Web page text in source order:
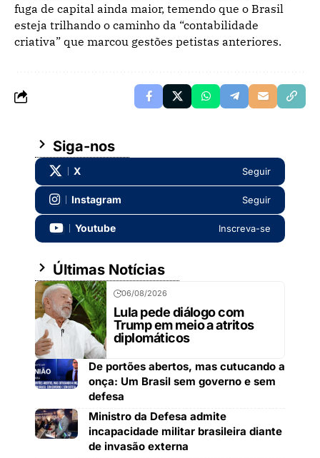
fuga de capital ainda maior, temendo que o Brasil
esteja trilhando o caminho da “contabilidade
criativa” que marcou gestões petistas anteriores.
Siga-nos
X Seguir
Instagram Seguir
Youtube Inscreva-se
Últimas Notícias
06/08/2026
Lula pede diálogo com
Trump em meio a atritos
diplomáticos
De portões abertos, mas cutucando a
onça: Um Brasil sem governo e sem
defesa
Ministro da Defesa admite
incapacidade militar brasileira diante
de invasão externa